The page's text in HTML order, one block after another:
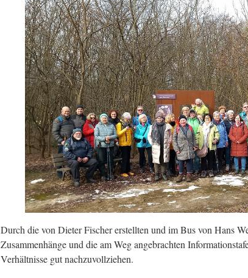
Durch die von Dieter Fischer erstellten und im Bus von Hans
Zusammenhänge und die am Weg angebrachten
Verhältnisse gut nachzuvollziehen.